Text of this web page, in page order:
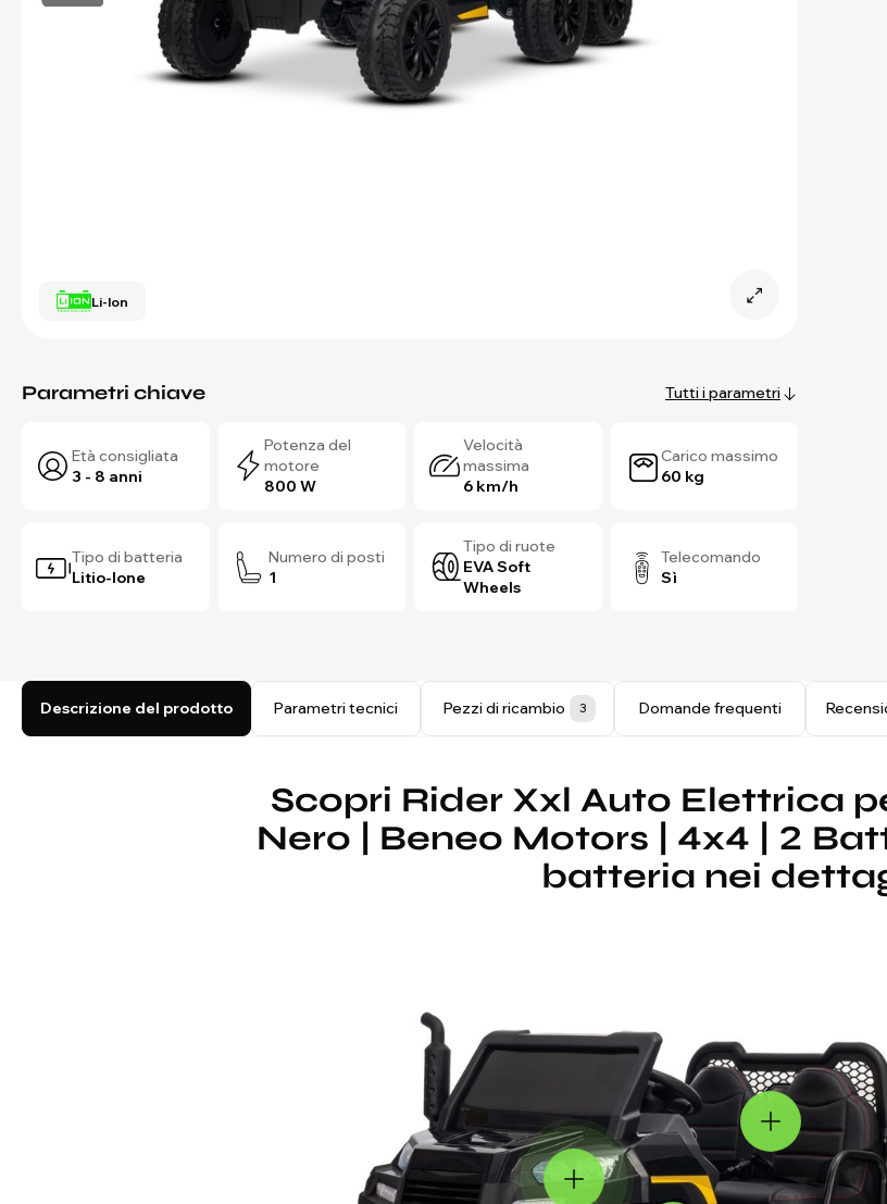
Li-Ion
Parametri chiave Tutti i parametri
Età consigliata
3 - 8 anni
Potenza del
motore
800 W
Velocità
massima
6 km/h
Carico massimo
60 kg
Tipo di batteria
Litio-Ione
Numero di posti
1
Tipo di ruote
EVA Soft
Wheels
Telecomando
Sì
Descrizione del prodotto Parametri tecnici Pezzi di ricambio 3 Domande frequenti
Scopri Rider Xxl Auto Elettrica
Nero | Beneo Motors | 4x4 | 2
batteria nei